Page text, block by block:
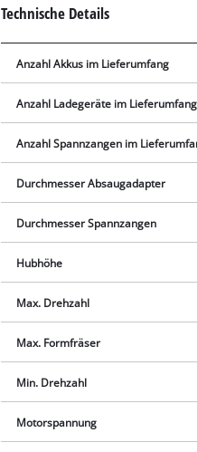
Technische Details
Anzahl Akkus im Lieferumfang
Anzahl Ladegeräte im Lieferumfang
Anzahl Spannzangen im
Durchmesser Absaugadapter
Durchmesser Spannzangen
Hubhöhe
Max. Drehzahl
Max. Formfräser
Min. Drehzahl
Motorspannung